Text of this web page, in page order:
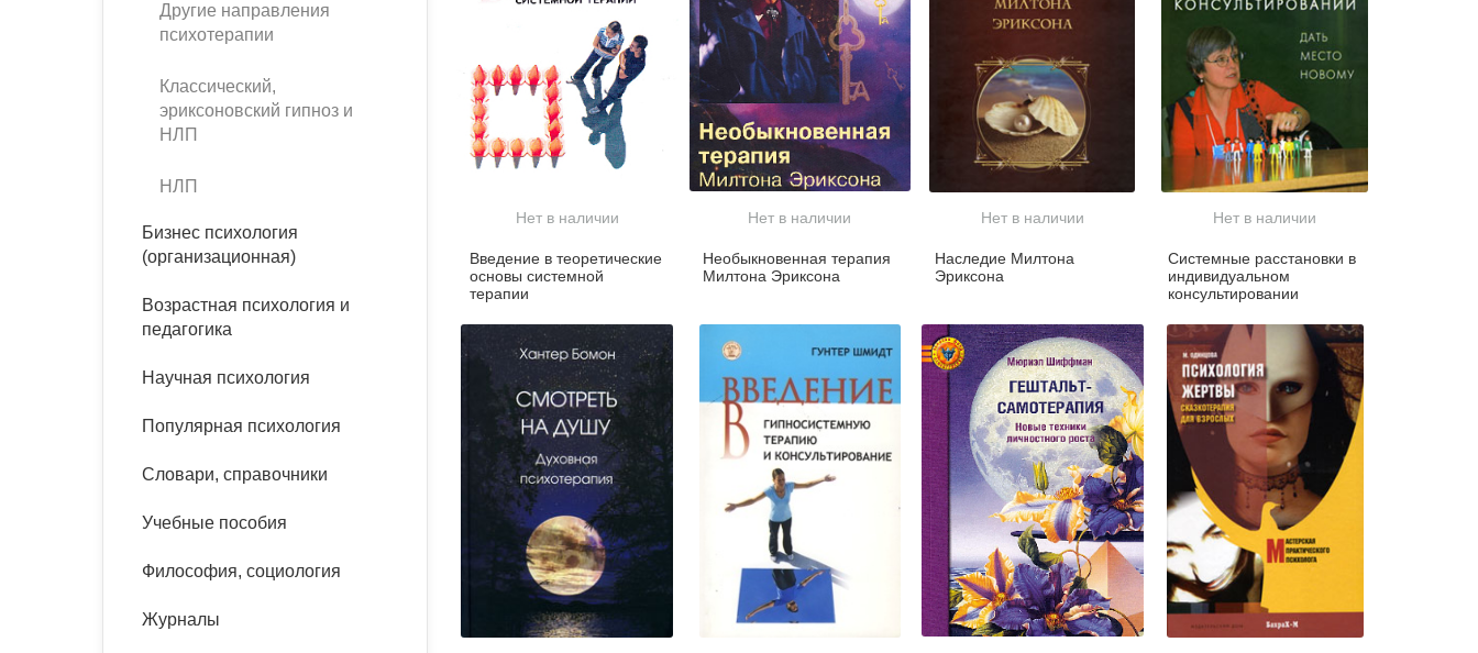
Нет в наличии
Введение в теоретические
основы системной
терапии
Нет в наличии
Необыкновенная терапия
Милтона Эриксона
Нет в наличии
Наследие Милтона
Эриксона
Нет в наличии
Системные расстановки в
индивидуальном
консультировании
Другие направления
психотерапии
Классический,
эриксоновский гипноз и
НЛП
НЛП
Бизнес психология
(организационная)
Возрастная психология и
педагогика
Научная психология
Популярная психология
Словари, справочники
Учебные пособия
Философия, социология
Журналы